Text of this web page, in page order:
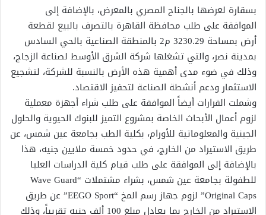
بسقارة لعرضها بالجناح المصري بالمعرض، بالإضافة إلى
الموافقة على طلب محافظة القاهرة بالتصرف بالبيع لقطعة
أرض بمساحة 3230.29 م2 بالمنطقة الصناعية بالحي السادس
بمدينة نصر، والتي تشغلها شركة الشرق الأوسط لصناعة الزجاج،
وذلك في ضوء مدى أهمية هذه الأرض بالنسبة للشركة، لتشجيع
الاستثمار ودعم أنشطة الصناعة لتحفيز الاقتصاد.
وشملت القرارات أيضاً الموافقة على طلب شراء أجهزة معملية
لزوم أعمال الأبحاث الخاصة بمشروع التميز للبنوك الحيوية والحلول
الجينية والمعلوماتية للأورام، بكلية الطب بجامعة عين شمس، عن
طريق الاستيراد من الخارج، في حدود خمسة ملايين جنيه، هذا
بالإضافة إلى الموافقة على طلب قيام كلية الدراسات العليا
للطفولة بجامعة عين شمس، بشراء مشتملات “Wave Guard
Original Caps” لزوم جهاز رسم المخ “EEGO Sport” عن طريق
الاستيراد من الخارج بما يعادل مبلغ 100 ألف جنيه تقريباً، وذلك